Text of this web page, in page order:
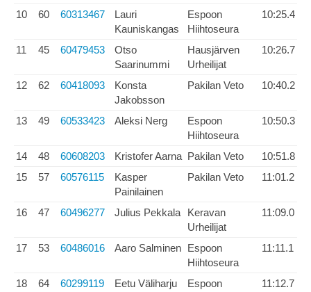
10 60 60313467
Lauri
Kauniskangas
Espoon
Hiihtoseura
10:25.4
11 45 60479453
Otso
Saarinummi
Hausjärven
Urheilijat
10:26.7
12 62 60418093
Konsta
Jakobsson
Pakilan Veto 10:40.2
13 49 60533423 Aleksi Nerg
Espoon
Hiihtoseura
10:50.3
14 48 60608203 Kristofer Aarna Pakilan Veto
10:51.8
15
57 60576115
Kasper
Painilainen
Pakilan Veto 11:01.2
16 47 60496277 Julius Pekkala
Keravan
Urheilijat
11:09.0
17 53 60486016 Aaro Salminen Espoon
Hiihtoseura
11:11.1
18 64 60299119 Eetu Väliharju Espoon 11:12.7